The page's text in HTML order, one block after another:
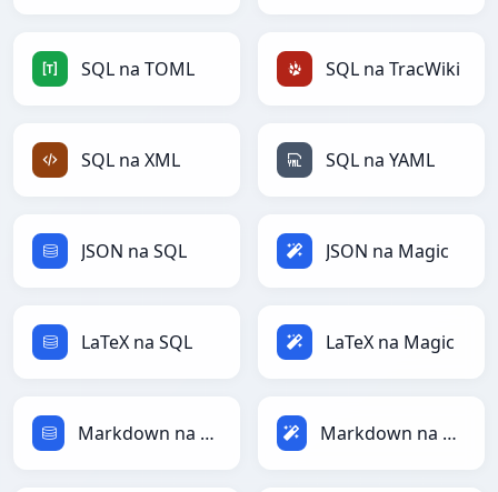
SQL na TOML SQL na TracWiki
SQL na XML SQL na YAML
JSON na SQL JSON na Magic
LaTeX na SQL LaTeX na Magic
Markdown na SQL Markdown na Magic